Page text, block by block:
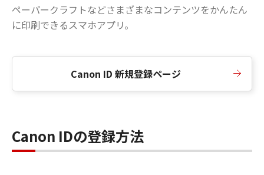
ペーパークラフトなどさまざまなコンテンツをかんたん
に印刷できるスマホアプリ。
Canon ID 新規登録ページ
Canon IDの登録方法